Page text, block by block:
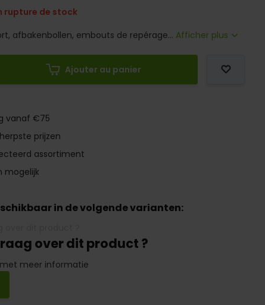
rupture de stock
afbakenbollen, embouts de repérage... Afficher plus
Ajouter au panier
vanaf €75
prijzen
assortiment
mogelijk
in de volgende varianten:
over dit product ?
meer informatie